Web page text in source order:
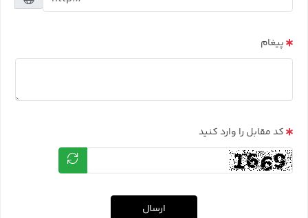
پیغام
کد مقابل را وارد کنید
ارسال